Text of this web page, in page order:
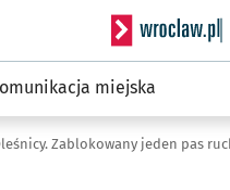
Serwis
miejska
Zablokowany jeden pas